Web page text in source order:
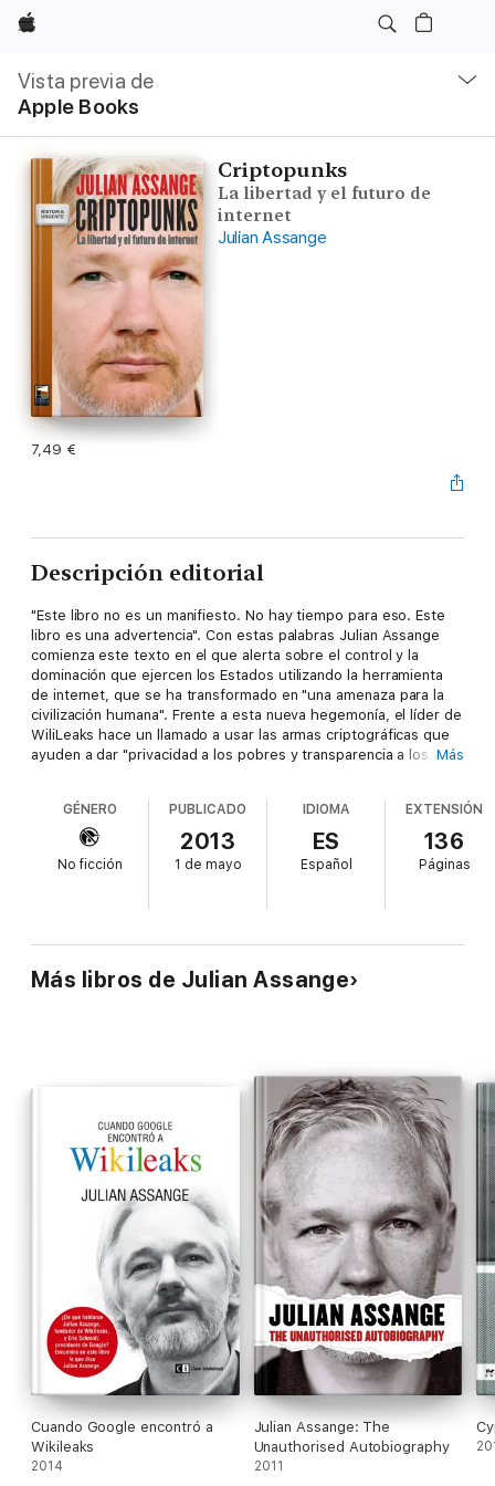
Apple
Vista previa de
Apple Books
local
Abrir
menú
Criptopunks
La libertad y el futuro de
internet
Julian Assange
7,49 €
Descripción editorial
"Este libro no es un manifiesto. No hay tiempo para eso. Este
libro es una advertencia". Con estas palabras Julian Assange
comienza este texto en el que alerta sobre el control y la
dominación que ejercen los Estados utilizando la herramienta
de internet, que se ha transformado en "una amenaza para la
civilización humana". Frente a esta nueva hegemonía, el líder de
WiliLeaks hace un llamado a usar las armas criptográficas que
ayuden a dar "privacidad a los pobres y transparencia a los
"La batalla por la libertad de internet es la más importante de la
centro y no la periferia de esa batalla".
Más
GÉNERO
No ficción
PUBLICADO
2013
1 de mayo
IDIOMA
ES
Español
EXTENSIÓN
136
Páginas
Más libros de Julian Assange
Cuando Google encontró a
Wikileaks
2014
Julian Assange: The
Unauthorised Autobiography
2011